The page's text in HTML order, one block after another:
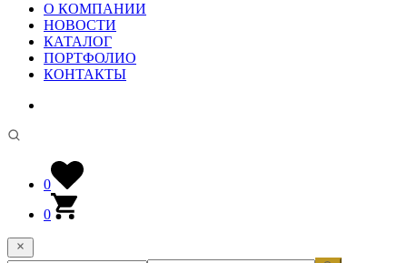
О КОМПАНИИ
НОВОСТИ
КАТАЛОГ
ПОРТФОЛИО
КОНТАКТЫ
0
0